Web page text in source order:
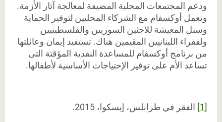
ودعم المجتمعات المحلية المضيفة لمعالجة آثار الأزمة.
وتعمل أوكسفام مع الشركاء المحليين لتوفير الحماية
وسبل المعيشة للاجئين السوريين والفلسطينيين
ولفقراء اللبنانيين المقيمين هناك. تستفيد إيمان وعائلتها
من برنامج أوكسفام للمساعدة النقدية المؤقتة التى
تساعد الأم على توفير الإحتياجات الأساسية لأطفالها.
[1] الفقر في طرابلس، إيسكوا، 2015.